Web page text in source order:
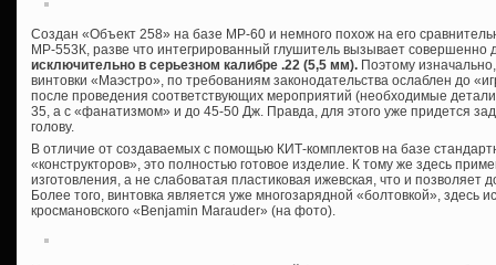
Создан «Объект 258» на базе МР-60 и немного похож на его
МР-553К, разве что интегрированный глушитель вызывает совершенно
исключительно в серьезном калибре .22 (5,5 мм). Поэтому
винтовки «Маэстро», по требованиям законодательства ослаблен до
после проведения соответствующих мероприятий (необходимые детали
35, а с «фанатизмом» и до 45-50 Дж. Правда, для этого уже придется
голову.
В отличие от создаваемых с помощью КИТ-комплектов на базе
«конструкторов», это полностью готовое изделие. К тому же здесь
изготовления, а не слабоватая пластиковая ижевская, что и позволяет
Более того, винтовка является уже многозарядной «болтовкой», здесь
кросмановского «Benjamin Marauder» (на фото).